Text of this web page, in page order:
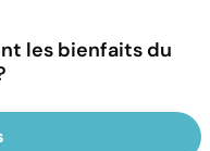
les bienfaits du